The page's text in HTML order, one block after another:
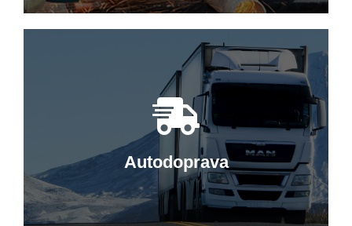
Elektrické náradie
Ponúkame kvalitné elektrické a ručné
náradie značiek Makita, Metabo či
Worx.
Autodoprava